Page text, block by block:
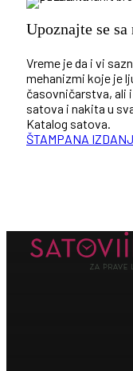
Upoznajte se
Vreme je da i vi
mehanizmi koje je
časovničarstva, ali
satova i nakita u
Katalog satova.
ŠTAMPANA